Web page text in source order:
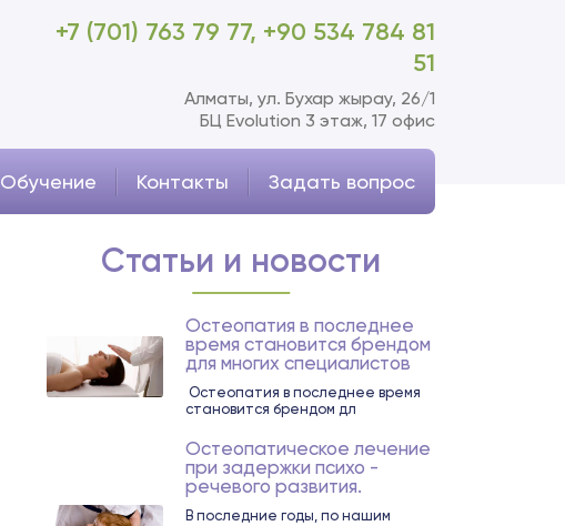
+7 (701) 763 79 77, +90 534 784 81
51
Алматы, ул. Бухар жырау, 26/1
БЦ Evolution 3 этаж, 17 офис
Обучение Контакты Задать вопрос
Статьи и новости
Остеопатия в последнее
время становится брендом
для многих специалистов
Остеопатия в последнее время
становится брендом дл
Остеопатическое лечение
при задержки психо -
речевого развития.
В последние годы, по нашим